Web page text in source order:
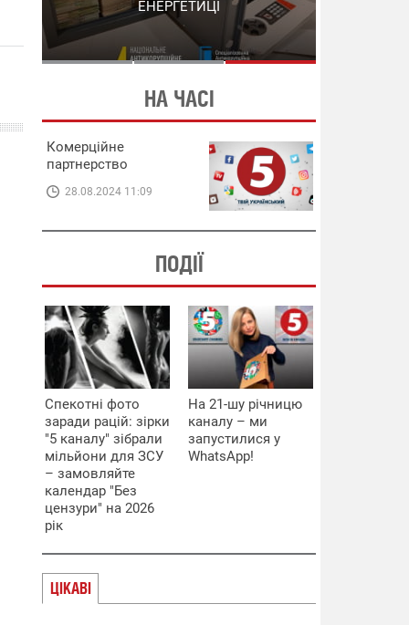
СХЕМИ В ЕНЕРГЕТИЦІ
ЕНЕРГЕТИЦІ
НА ЧАСІ
Комерційне
партнерство
28.08.2024 11:09
ПОДІЇ
Спекотні фото
заради рацій: зірки
"5 каналу" зібрали
мільйони для ЗСУ
– замовляйте
календар "Без
цензури" на 2026
рік
На 21-шу річницю
каналу – ми
запустилися у
WhatsApp!
ЦІКАВІ